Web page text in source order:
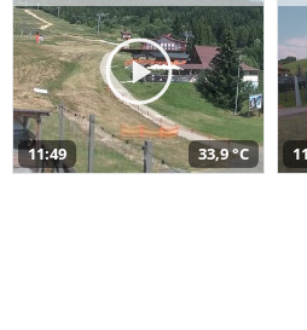
11:49 33,9 °C